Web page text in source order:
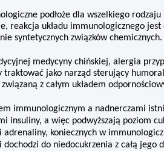
podłoże dla wszelkiego
reakcja układu immunologicz­nego
syntetycz­nych związków chemicznych.
medy­cyny chińskiej, alergia
traktować jako narząd sterujący
z całym układem
immunolo­gicznym a nadnerczami
insuliny, a więc podwyższają poziom
koniecznych w
do niedocukrzenia z całą